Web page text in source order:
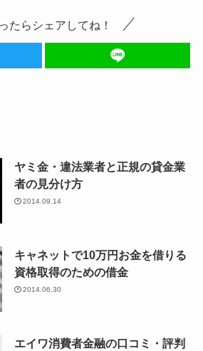
たらシェアしてね！
ヤミ金・違法業者と正規の貸金業
者の見分け方
2014.09.14
キャネットで10万円お金を借りる
資格取得のための借金
2014.06.30
エイワ消費者金融の口コミ・評判